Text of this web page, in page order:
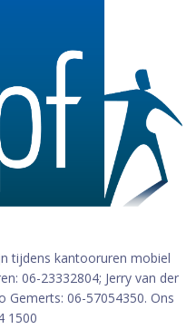
tijdens kantooruren mobiel
06-23332804; Jerry van der
Gemerts: 06-57054350. Ons
1500